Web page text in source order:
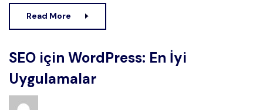
Read More
SEO için WordPress: En İyi
Uygulamalar